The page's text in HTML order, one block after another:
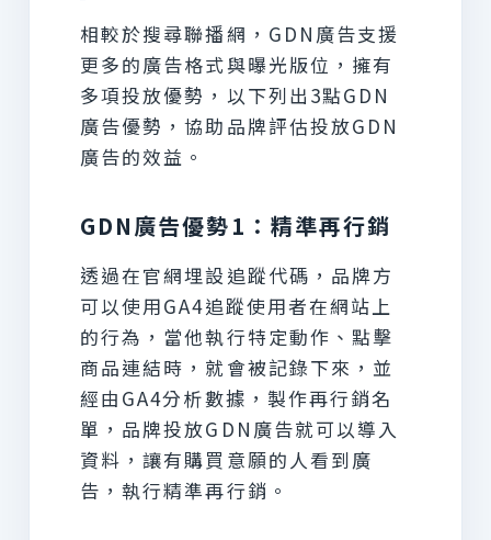
相較於搜尋聯播網，GDN廣告支援
更多的廣告格式與曝光版位，擁有
多項投放優勢，以下列出3點GDN
廣告優勢，協助品牌評估投放GDN
廣告的效益。
GDN廣告優勢1：精準再行銷
透過在官網埋設追蹤代碼，品牌方
可以使用GA4追蹤使用者在網站上
的行為，當他執行特定動作、點擊
商品連結時，就會被記錄下來，並
經由GA4分析數據，製作再行銷名
單，品牌投放GDN廣告就可以導入
資料，讓有購買意願的人看到廣
告，執行精準再行銷。